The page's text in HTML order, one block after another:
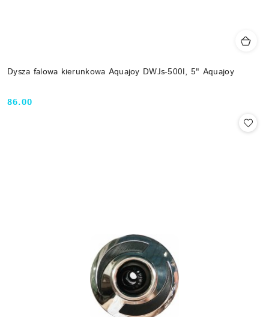
Dysza falowa kierunkowa Aquajoy DWJs-500I, 5" Aquajoy
Cena:
86.00